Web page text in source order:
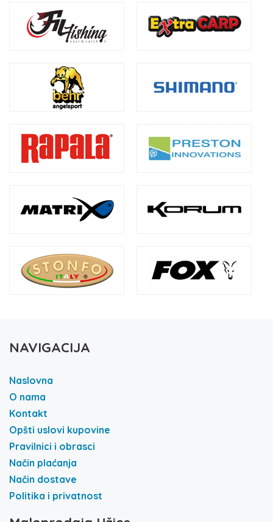
NAVIGACIJA
Naslovna
O nama
Kontakt
Opšti uslovi kupovine
Pravilnici i obrasci
Način plaćanja
Način dostave
Politika i privatnost